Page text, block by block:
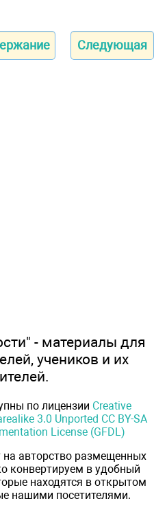
Следующая
- материалы для
учеников и их
по лицензии Creative
3.0 Unported CC BY-SA
License (GFDL)
на авторство размещенных
конвертируем в удобный
находятся в открытом
нашими посетителями.